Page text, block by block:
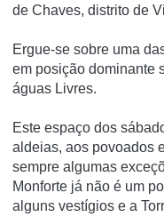
de Chaves, distrito de
Ergue-se sobre uma
em posição dominante
águas Livres.
Este espaço dos
aldeias, aos povoados
sempre algumas
Monforte já não é um
alguns vestígios e a